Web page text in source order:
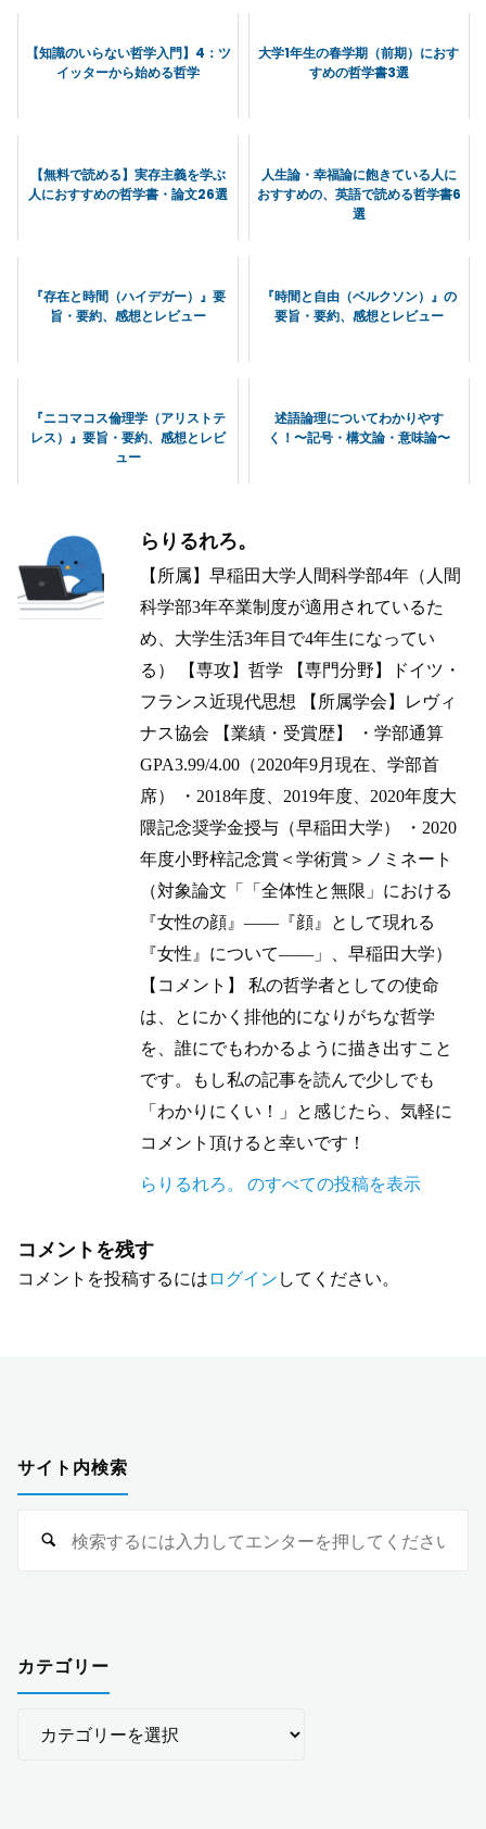
【知識のいらない哲学入門】4：ツ
イッターから始める哲学
大学1年生の春学期（前期）におす
すめの哲学書3選
【無料で読める】実存主義を学ぶ
人におすすめの哲学書・論文26選
人生論・幸福論に飽きている人に
おすすめの、英語で読める哲学書6
選
『存在と時間（ハイデガー）』要
旨・要約、感想とレビュー
『時間と自由（ベルクソン）』の
要旨・要約、感想とレビュー
『ニコマコス倫理学（アリストテ
レス）』要旨・要約、感想とレビ
ュー
述語論理についてわかりやす
く！〜記号・構文論・意味論〜
らりるれろ。
【所属】早稲田大学人間科学部4年（人間
科学部3年卒業制度が適用されているた
め、大学生活3年目で4年生になってい
る） 【専攻】哲学 【専門分野】ドイツ・
フランス近現代思想 【所属学会】レヴィ
ナス協会 【業績・受賞歴】 ・学部通算
GPA3.99/4.00（2020年9月現在、学部首
席） ・2018年度、2019年度、2020年度大
隈記念奨学金授与（早稲田大学） ・2020
年度小野梓記念賞＜学術賞＞ノミネート
（対象論文「「全体性と無限」における
『女性の顔』——『顔』として現れる
『女性』について——」、早稲田大学）
【コメント】 私の哲学者としての使命
は、とにかく排他的になりがちな哲学
を、誰にでもわかるように描き出すこと
です。もし私の記事を読んで少しでも
「わかりにくい！」と感じたら、気軽に
コメント頂けると幸いです！
らりるれろ。 のすべての投稿を表示
コメントを残す
コメントを投稿するには ログイン してください。
サイト内検索
カテゴリー